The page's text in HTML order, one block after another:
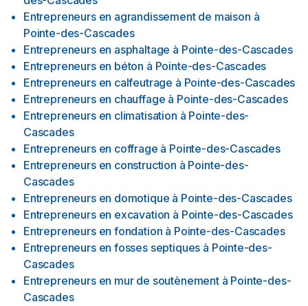
Entrepreneurs en agrandissement de maison à
Pointe-des-Cascades
Entrepreneurs en asphaltage à Pointe-des-Cascades
Entrepreneurs en béton à Pointe-des-Cascades
Entrepreneurs en calfeutrage à Pointe-des-Cascades
Entrepreneurs en chauffage à Pointe-des-Cascades
Entrepreneurs en climatisation à Pointe-des-
Cascades
Entrepreneurs en coffrage à Pointe-des-Cascades
Entrepreneurs en construction à Pointe-des-
Cascades
Entrepreneurs en domotique à Pointe-des-Cascades
Entrepreneurs en excavation à Pointe-des-Cascades
Entrepreneurs en fondation à Pointe-des-Cascades
Entrepreneurs en fosses septiques à Pointe-des-
Cascades
Entrepreneurs en mur de soutènement à Pointe-des-
Cascades